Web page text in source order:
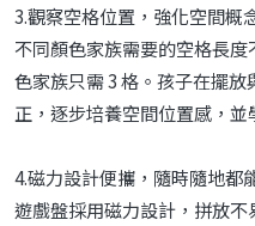
3.觀察空格位置，強化空間概
不同顏色家族需要的空格長
色家族只需 3 格。孩子在擺
正，逐步培養空間位置感，
4.磁力設計便攜，隨時隨地都
遊戲盤採用磁力設計，拼放